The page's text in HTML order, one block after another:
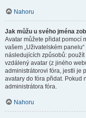
Nahoru
Jak můžu u svého jména
Avatar můžete přidat pomocí
vašem „Uživatelském
následujících způsobů: použít
vzdálený avatar (z jiného
administrátorovi fóra, jestli je
avatary do fóra přidat. Pokud
administrátora fóra.
Nahoru